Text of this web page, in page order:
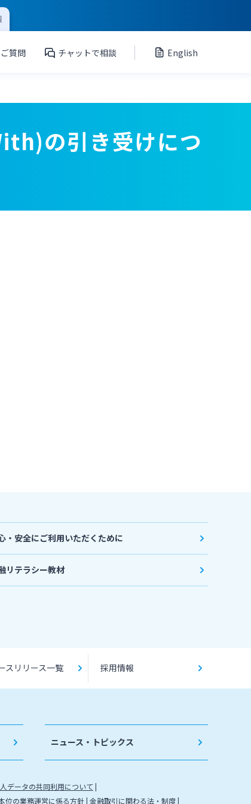
質問 チャットで相談 English
の引き受けにつ
・安全にご利用いただくために
リテラシー教材
スリリース一覧 採用情報
ニュース・トピックス
データの共同利用について
位の業務運営に係る方針 金融取引に関わる法・制度